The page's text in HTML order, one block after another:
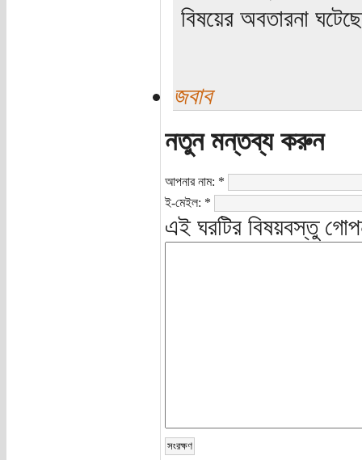
বিষয়ের অবতারনা
জবাব
নতুন মন্তব্য করুন
আপনার নাম: *
ই-মেইল: *
এই ঘরটির বিষয়বস্তু